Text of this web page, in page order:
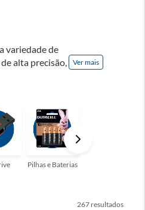
variedade de
alta precisão,
Ver mais
Pilhas e Baterias
267